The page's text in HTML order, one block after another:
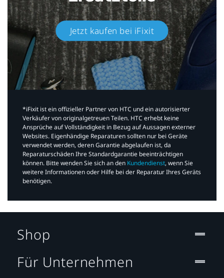
Jetzt kaufen bei iFixit​
*iFixit ist ein offizieller Partner von HTC und ein autorisierter
Verkäufer von originalgetreuen Teilen. HTC erhebt keine
Ansprüche auf Vollständigkeit in Bezug auf Aussagen externer
Websites. Eigenhändige Reparaturen sollten nur bei Geräte
verwendet werden, deren Garantie abgelaufen ist, da
Reparaturschäden Ihre Standardgarantie beeinträchtigen
können. Bitte wenden Sie sich an den Kundendienst, wenn Sie
weitere Informationen oder Hilfe bei der Reparatur Ihres Geräts
benötigen.​
Shop
Für Unternehmen